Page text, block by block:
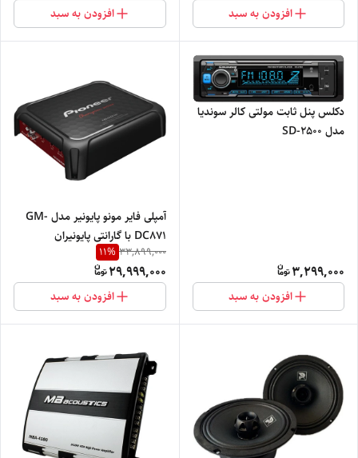
افزودن به سبد افزودن به سبد
دکلس پنل ثابت مولتی کالر سوندیا
مدل SD-2500
3,299,000
افزودن به سبد
آمپلی فایر مونو پایونیر مدل GM-
DC871 با گارانتی پایونیران
33,899,000
11%
29,999,000
افزودن به سبد